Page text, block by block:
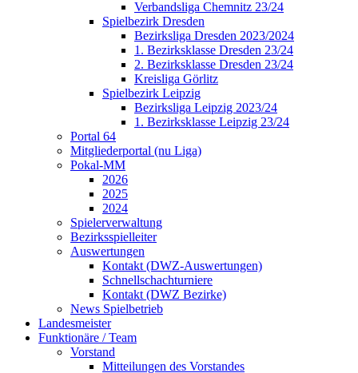
Verbandsliga Chemnitz 23/24
Spielbezirk Dresden
Bezirksliga Dresden 2023/2024
1. Bezirksklasse Dresden 23/24
2. Bezirksklasse Dresden 23/24
Kreisliga Görlitz
Spielbezirk Leipzig
Bezirksliga Leipzig 2023/24
1. Bezirksklasse Leipzig 23/24
Portal 64
Mitgliederportal (nu Liga)
Pokal-MM
2026
2025
2024
Spielerverwaltung
Bezirksspielleiter
Auswertungen
Kontakt (DWZ-Auswertungen)
Schnellschachturniere
Kontakt (DWZ Bezirke)
News Spielbetrieb
Landesmeister
Funktionäre / Team
Vorstand
Mitteilungen des Vorstandes